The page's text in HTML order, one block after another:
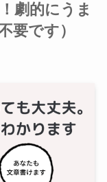
劇的にうま
要です）